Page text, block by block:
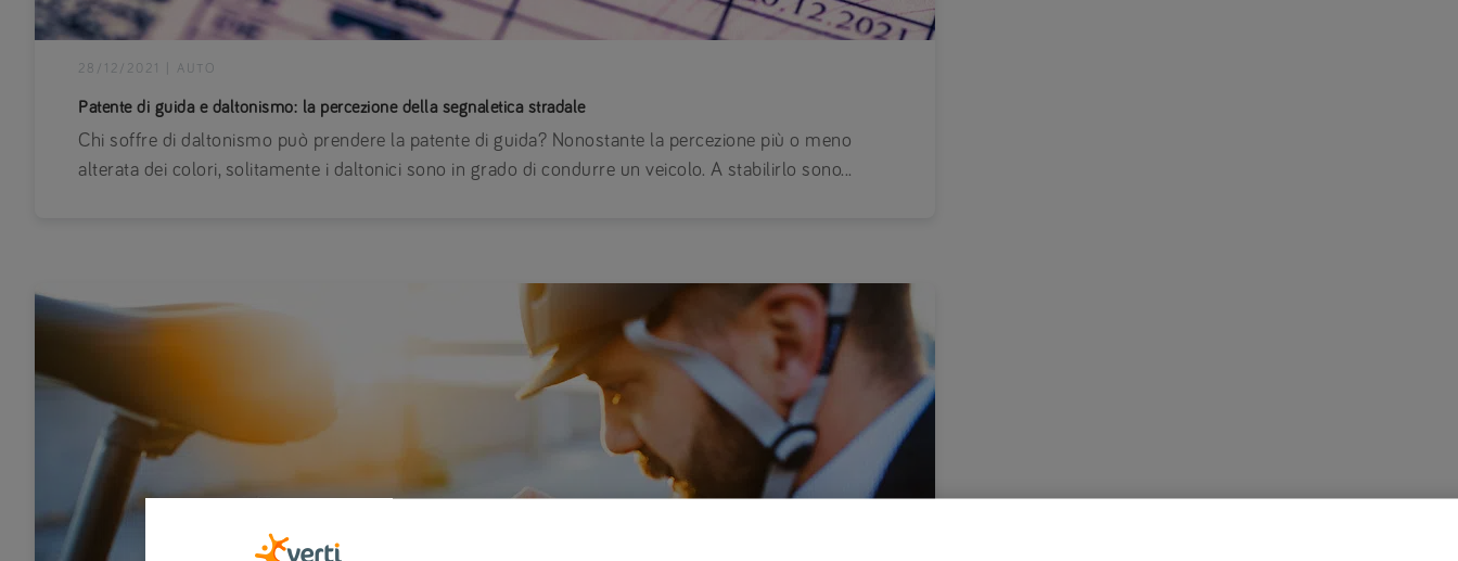
Patente di guida e daltonismo: la percezione della segnaletica stradale
28/12/2021 AUTO
Chi soffre di daltonismo può prendere la patente di guida? Nonostante la percezione più o meno
alterata dei colori, solitamente i daltonici sono in grado di condurre un veicolo. A stabilirlo sono...